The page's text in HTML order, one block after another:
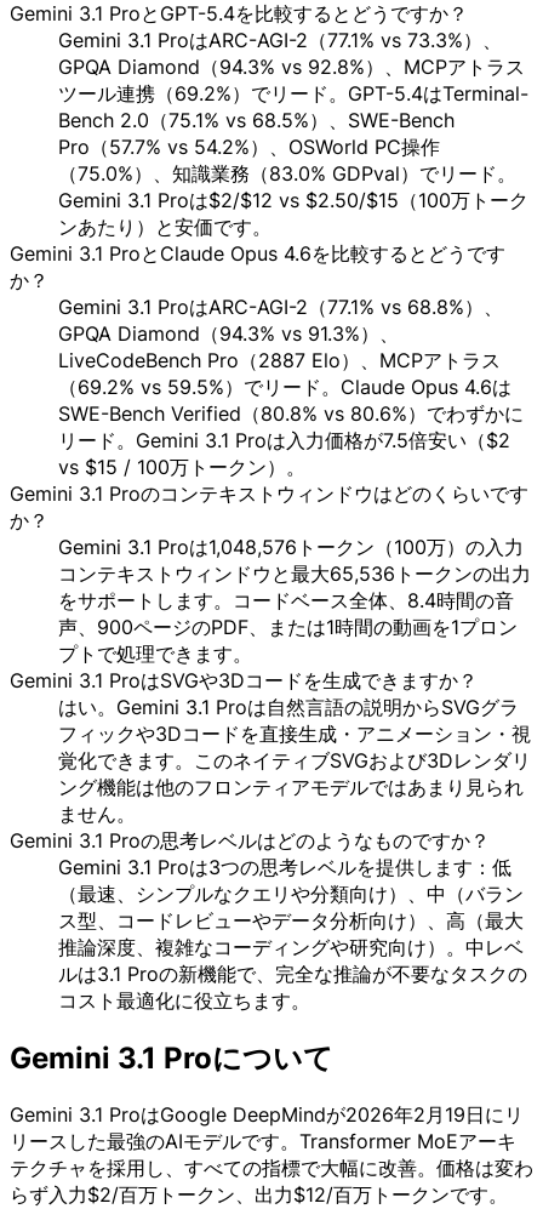
Gemini 3.1 ProとGPT-5.4を比較するとどうですか？
Gemini 3.1 ProはARC-AGI-2（77.1% vs 73.3%）、
GPQA Diamond（94.3% vs 92.8%）、MCPアトラス
ツール連携（69.2%）でリード。GPT-5.4はTerminal-
Bench 2.0（75.1% vs 68.5%）、SWE-Bench
Pro（57.7% vs 54.2%）、OSWorld PC操作
（75.0%）、知識業務（83.0% GDPval）でリード。
Gemini 3.1 Proは$2/$12 vs $2.50/$15（100万トーク
ンあたり）と安価です。
Gemini 3.1 ProとClaude Opus 4.6を比較するとどうです
か？
Gemini 3.1 ProはARC-AGI-2（77.1% vs 68.8%）、
GPQA Diamond（94.3% vs 91.3%）、
LiveCodeBench Pro（2887 Elo）、MCPアトラス
（69.2% vs 59.5%）でリード。Claude Opus 4.6は
SWE-Bench Verified（80.8% vs 80.6%）でわずかに
リード。Gemini 3.1 Proは入力価格が7.5倍安い（$2
vs $15 / 100万トークン）。
Gemini 3.1 Proのコンテキストウィンドウはどのくらいです
か？
Gemini 3.1 Proは1,048,576トークン（100万）の入力
コンテキストウィンドウと最大65,536トークンの出力
をサポートします。コードベース全体、8.4時間の音
声、900ページのPDF、または1時間の動画を1プロン
プトで処理できます。
Gemini 3.1 ProはSVGや3Dコードを生成できますか？
はい。Gemini 3.1 Proは自然言語の説明からSVGグラ
フィックや3Dコードを直接生成・アニメーション・視
覚化できます。このネイティブSVGおよび3Dレンダリ
ング機能は他のフロンティアモデルではあまり見られ
ません。
Gemini 3.1 Proの思考レベルはどのようなものですか？
Gemini 3.1 Proは3つの思考レベルを提供します：低
（最速、シンプルなクエリや分類向け）、中（バラン
ス型、コードレビューやデータ分析向け）、高（最大
推論深度、複雑なコーディングや研究向け）。中レベ
ルは3.1 Proの新機能で、完全な推論が不要なタスクの
コスト最適化に役立ちます。
Gemini 3.1 Proについて
Gemini 3.1 ProはGoogle DeepMindが2026年2月19日にリ
リースした最強のAIモデルです。Transformer MoEアーキ
テクチャを採用し、すべての指標で大幅に改善。価格は変わ
らず入力$2/百万トークン、出力$12/百万トークンです。